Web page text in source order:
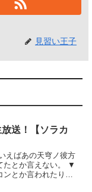
見習い王子
送！【ソラカ
えばあの天穹ノ彼方
たとか言えない。 ▼
とか言われたりも